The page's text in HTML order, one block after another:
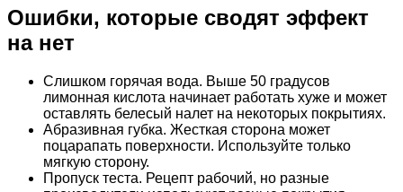
Ошибки, которые сводят эффект
на нет
Слишком горячая вода. Выше 50 градусов
лимонная кислота начинает работать хуже и может
оставлять белесый налет на некоторых покрытиях.
Абразивная губка. Жесткая сторона может
поцарапать поверхности. Используйте только
мягкую сторону.
Пропуск теста. Рецепт рабочий, но разные